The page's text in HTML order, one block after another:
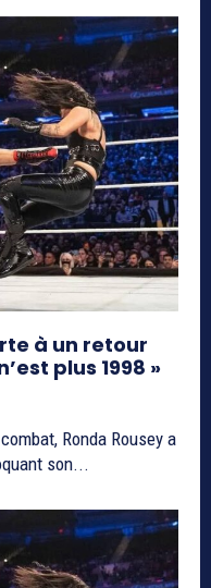
à un retour
plus 1998 »
Ronda Rousey a
son...